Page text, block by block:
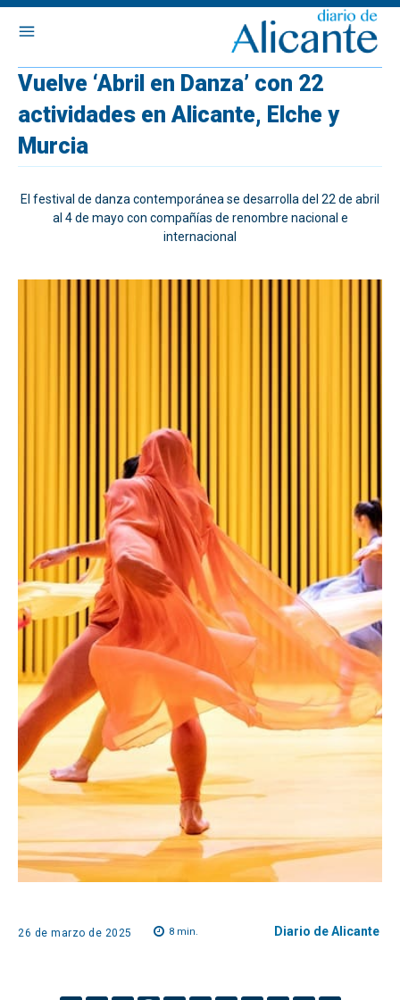
Vuelve ‘Abril en Danza’ con 22
actividades en Alicante, Elche y
Murcia
El festival de danza contemporánea se desarrolla del 22 de abril
al 4 de mayo con compañías de renombre nacional e
internacional
26 de marzo de 2025 8min. Diario de Alicante